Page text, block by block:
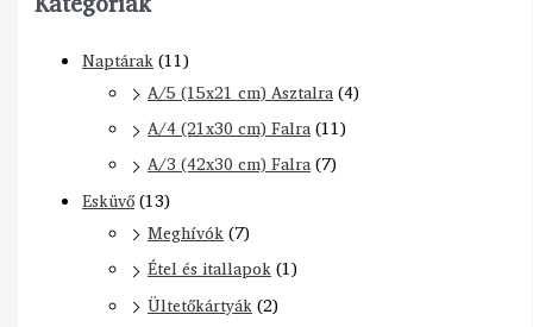
Naptárak(11)
A/5 (15x21 cm) Asztalra(4)
A/4 (21x30 cm) Falra(11)
A/3 (42x30 cm) Falra(7)
Esküvő(13)
Meghívók(7)
Étel és itallapok(1)
Ültetőkártyák(2)